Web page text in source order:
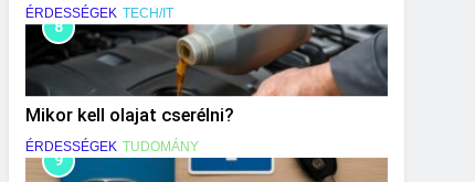
ÉRDESSÉGEK TECH/IT
8
Mikor kell olajat cserélni?
ÉRDESSÉGEK TUDOMÁNY
9